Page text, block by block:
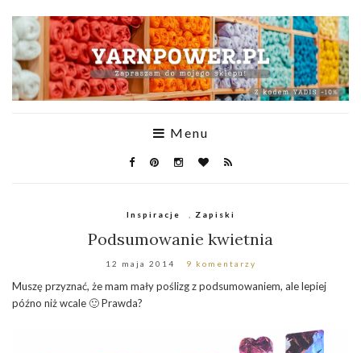
Menu
Inspiracje Zapiski
Podsumowanie kwietnia
12 maja 2014 9 komentarzy
Muszę przyznać, że mam mały poślizg z podsumowaniem, ale lepiej
późno niż wcale 🙂 Prawda?